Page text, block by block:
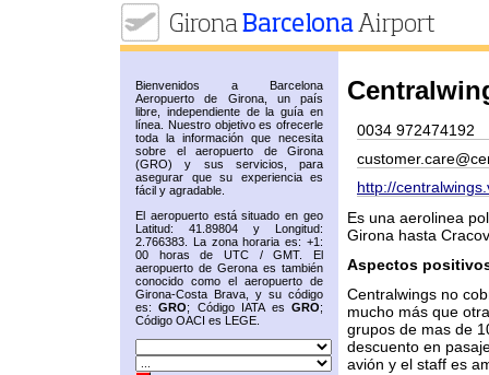
Bienvenidos a Barcelona
Aeropuerto de Girona, un país
libre, independiente de la guía en
línea. Nuestro objetivo es ofrecerle
toda la información que necesita
sobre el aeropuerto de Girona
(GRO) y sus servicios, para
asegurar que su experiencia es
fácil y agradable.
El aeropuerto está situado en geo
Latitud: 41.89804 y Longitud:
2.766383. La zona horaria es: +1:
00 horas de UTC / GMT. El
aeropuerto de Gerona es también
conocido como el aeropuerto de
Girona-Costa Brava, y su código
es:GRO; Código IATA esGRO;
Código OACI es LEGE.
0034 972474192
http://
Es una aerolinea
Girona hasta
Aspectos
Centralwings no
mucho más que
grupos de mas de
descuento en
avión y el staff es